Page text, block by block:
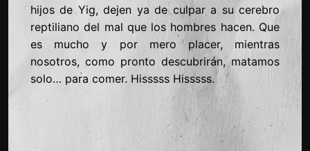
hijos de Yig, dejen ya de culpar a su cerebro
reptiliano del mal que los hombres hacen. Que
es mucho y por mero placer, mientras
nosotros, como pronto descubrirán, matamos
solo… para comer. Hisssss Hisssss.